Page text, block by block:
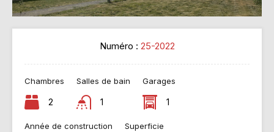
Numéro : 25-2022
Chambres
2
Salles de bain
1
Garages
1
Année de construction Superficie